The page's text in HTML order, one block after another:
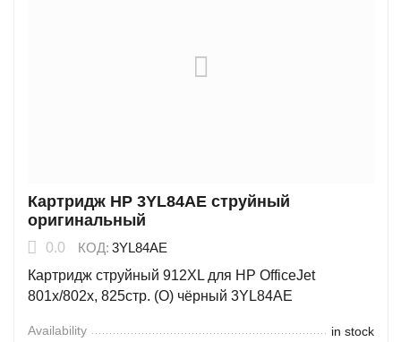
Картридж HP 3YL84AE струйный
оригинальный
0.0 КОД: 3YL84AE
Картридж струйный 912XL для HP OfficeJet
801x/802x, 825стр. (О) чёрный 3YL84AE
Availability
in stock